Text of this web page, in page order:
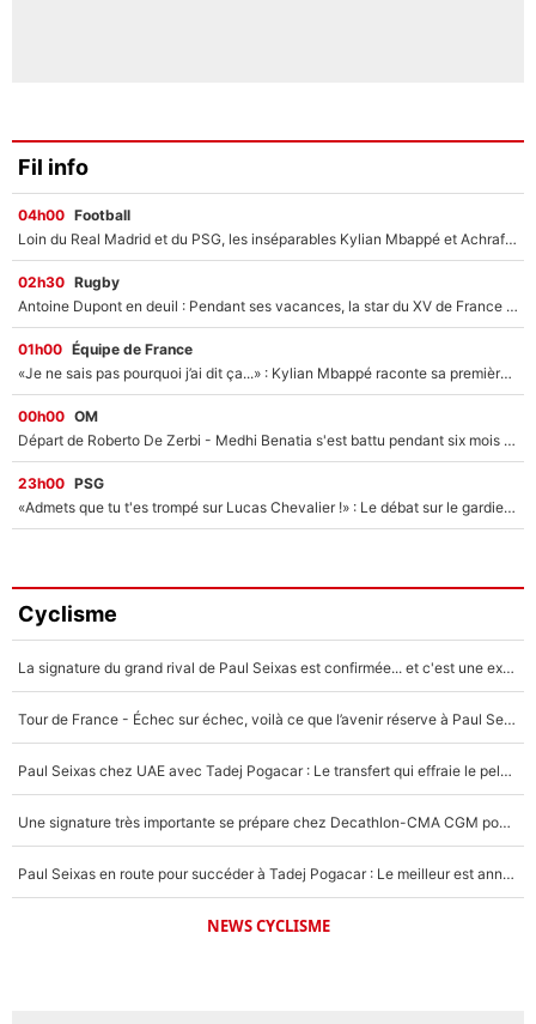
Fil info
04h00 Football
Loin du Real Madrid et du PSG, les inséparables Kylian Mbappé et Achraf Hakimi changent d'équipe le temps d'une journée !
02h30 Rugby
Antoine Dupont en deuil : Pendant ses vacances, la star du XV de France a perdu sa grand-mère
01h00 Équipe de France
«Je ne sais pas pourquoi j’ai dit ça...» : Kylian Mbappé raconte sa première rencontre avec Zinédine Zidane (et c’est très drôle)
00h00 OM
Départ de Roberto De Zerbi - Medhi Benatia s'est battu pendant six mois pour le retenir à l'OM, le PSG a été le naufrage de trop : «Je pars avec toi»
23h00 PSG
«Admets que tu t'es trompé sur Lucas Chevalier !» : Le débat sur le gardien du PSG vire au clash à l'After Foot
Cyclisme
La signature du grand rival de Paul Seixas est confirmée... et c'est une excellente nouvelle pour l'équipe Decathlon-CMA CGM !
Tour de France - Échec sur échec, voilà ce que l’avenir réserve à Paul Seixas : «Tant qu’il y aura un Pogacar comme celui-là...»
Paul Seixas chez UAE avec Tadej Pogacar : Le transfert qui effraie le peloton, «c’est la pire des choses qui puisse arriver»
Une signature très importante se prépare chez Decathlon-CMA CGM pour aider Paul Seixas à gagner le Tour de France 2027
Paul Seixas en route pour succéder à Tadej Pogacar : Le meilleur est annoncé pour l’avenir de la pépite française
NEWS CYCLISME